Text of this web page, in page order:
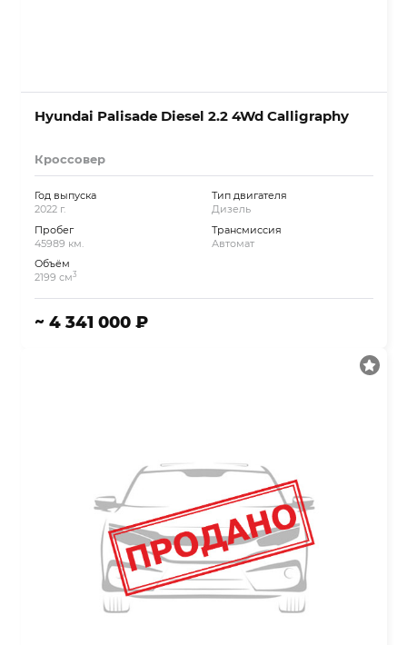
Hyundai Palisade Diesel 2.2 4Wd Calligraphy
Кроссовер
Год выпуска
2022 г.
Пробег
45989 км.
Объём
2199 см3
Тип двигателя
Дизель
Трансмиссия
Автомат
~ 4 341 000 ₽